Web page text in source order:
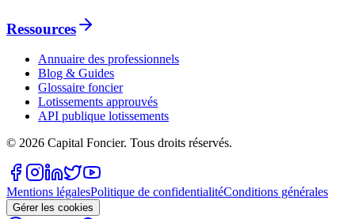
Ressources
Annuaire des professionnels
Blog & Guides
Glossaire foncier
Lotissements approuvés
API publique lotissements
© 2026 Capital Foncier. Tous droits réservés.
Mentions légalesPolitique de confidentialitéConditions générales
Gérer les cookies